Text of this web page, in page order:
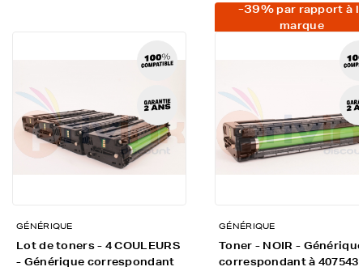
GÉNÉRIQUE
Lot de toners - 4 COULEURS
- Générique correspondant
-39% par rapport à
marque
GÉNÉRIQUE
Toner - NOIR -
correspondant à 407543